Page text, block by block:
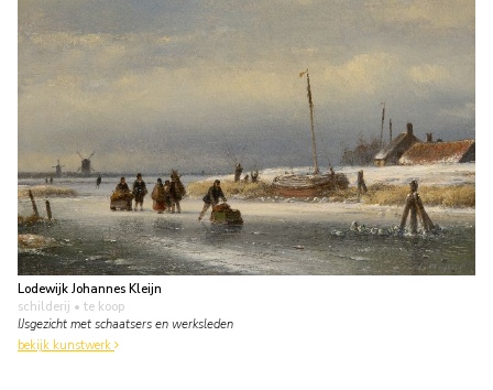
Lodewijk Johannes Kleijn
schilderij • te koop
IJsgezicht met schaatsers en werksleden
bekijk kunstwerk